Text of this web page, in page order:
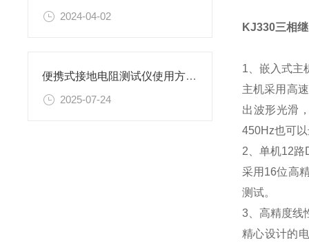
2024-04-02
便携式接地电阻测试仪使用方法有哪些？
2025-07-24
KJ330三相
1、嵌入式主
主机采用高
出波形光滑
450Hz也可
2、单机12路
采用16位高
测试。
3、高精度线
精心设计的